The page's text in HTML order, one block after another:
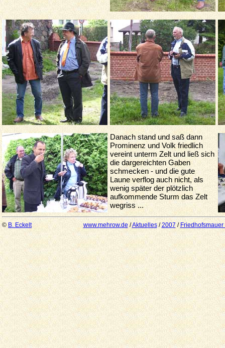
Danach stand und saß dann
Prominenz und Volk friedlich
vereint unterm Zelt und ließ sich
die dargereichten Gaben
schmecken - und die gute
Laune verflog auch nicht, als
wenig später der plötzlich
aufkommende Sturm das Zelt
wegriss ...
© B. Eckelt www.mehrow.de/Aktuelles/2007/